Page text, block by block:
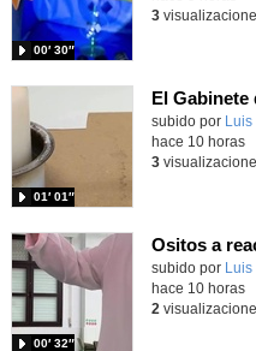
00′ 30″
3
Contenido
subido por Luis
01′ 01″
hace 10 horas
3
Ositos a
Contenido
subido por Luis
00′ 32″
hace 10 horas
2